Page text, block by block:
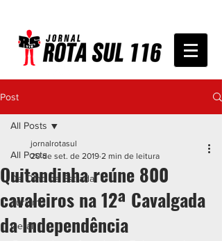
Post
All Posts
De Olho na Estrada
Turismo
Geral
All Posts
Quitandinha reúne 800
cavaleiros na 12ª Cavalgada
da Independência
jornalrotasul
20 de set. de 2019 2 min de leitura